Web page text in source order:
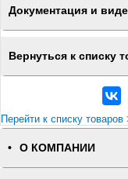
Документация и
Вернуться к списку
Перейти к списку товаров
О КОМПАНИИ